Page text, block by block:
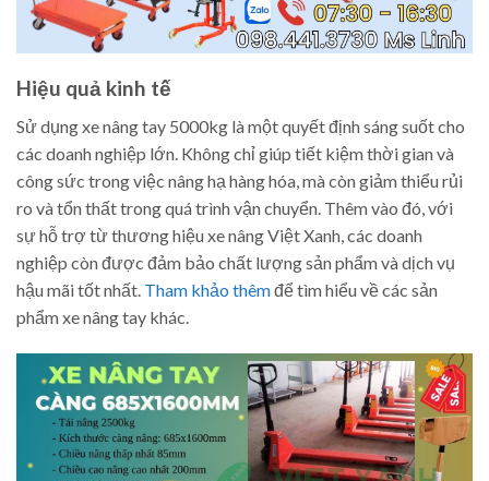
Hiệu quả kinh tế
Sử dụng xe nâng tay 5000kg là một quyết định sáng suốt cho
các doanh nghiệp lớn. Không chỉ giúp tiết kiệm thời gian và
công sức trong việc nâng hạ hàng hóa, mà còn giảm thiểu rủi
ro và tổn thất trong quá trình vận chuyển. Thêm vào đó, với
sự hỗ trợ từ thương hiệu xe nâng Việt Xanh, các doanh
nghiệp còn được đảm bảo chất lượng sản phẩm và dịch vụ
hậu mãi tốt nhất. Tham khảo thêmđể tìm hiểu về các sản
phẩm xe nâng tay khác.